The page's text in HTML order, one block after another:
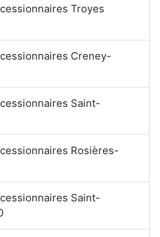
Troyes
Creney-
Saint-
Rosières-
Saint-